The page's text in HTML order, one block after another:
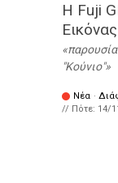
Η Fuji
"Κούνιο"
Νέα ·
// Πότε: 14/